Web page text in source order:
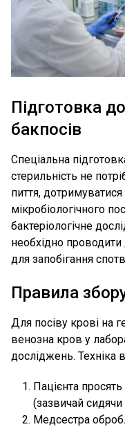
Підготовка
бакпосів
Спеціальна
стерильність не
пиття,
мікробіологічного
бактеріологічне
необхідно проводити
для запобігання
Правила
Для посіву крові на
венозна кров у
досліджень. Техніка
Пацієнта
(зазвичай сидячи
Медсестра